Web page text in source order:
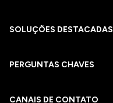
SOLUÇÕES DESTACADAS
PERGUNTAS CHAVES​
CANAIS DE CONTATO